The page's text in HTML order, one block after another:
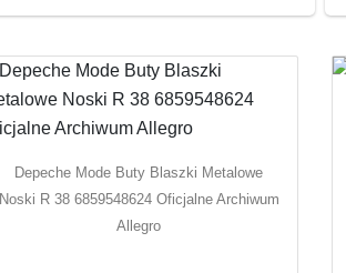
Depeche Mode Buty Blaszki Metalowe
Noski R 38 6859548624 Oficjalne Archiwum
Allegro